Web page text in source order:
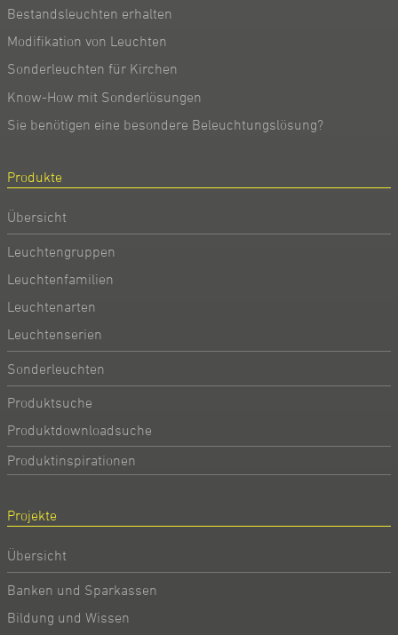
Bestandsleuchten erhalten
Modifikation von Leuchten
Sonderleuchten für Kirchen
Know-How mit Sonderlösungen
Sie benötigen eine besondere Beleuchtungslösung?
Produkte
Übersicht
Leuchtengruppen
Leuchtenfamilien
Leuchtenarten
Leuchtenserien
Sonderleuchten
Produktsuche
Produktdownloadsuche
Produktinspirationen
Projekte
Übersicht
Banken und Sparkassen
Bildung und Wissen